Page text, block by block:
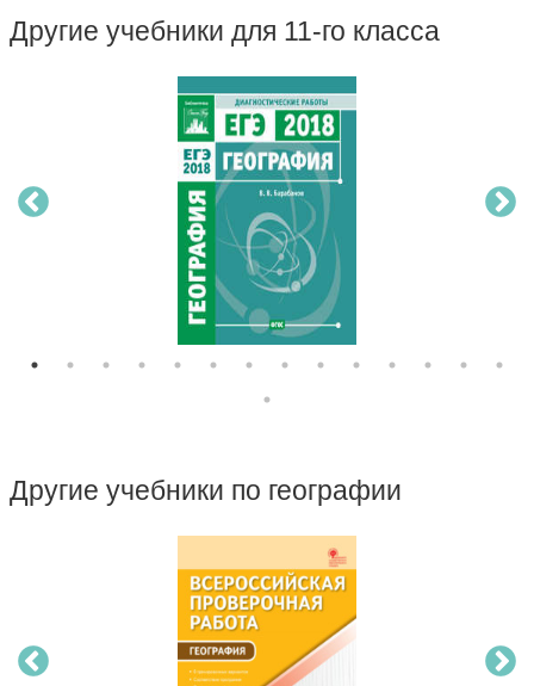
Другие учебники для 11-го класса
Другие учебники по географии